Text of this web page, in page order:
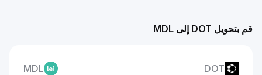
قم بتحويل DOT إلى MDL
DOT
MDL